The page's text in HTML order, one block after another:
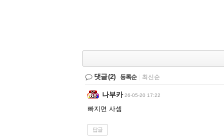
댓글(2) 등록순 최신순
나부카 26-05-20 17:22
빠지면 사셈
답글